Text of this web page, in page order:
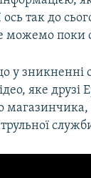
так до
можемо поки
у зникненні
яке друзі